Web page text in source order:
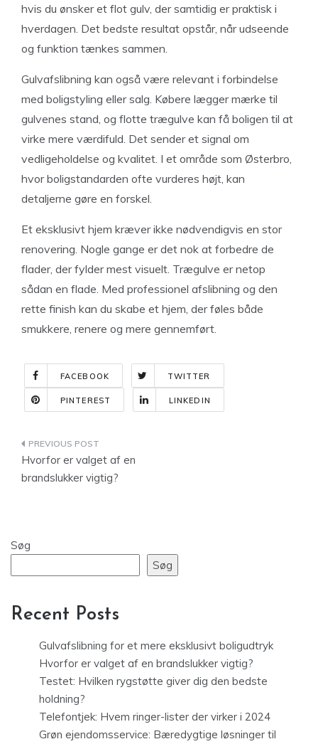
hvis du ønsker et flot gulv, der samtidig er praktisk i
hverdagen. Det bedste resultat opstår, når udseende
og funktion tænkes sammen.
Gulvafslibning kan også være relevant i forbindelse
med boligstyling eller salg. Købere lægger mærke til
gulvenes stand, og flotte trægulve kan få boligen til at
virke mere værdifuld. Det sender et signal om
vedligeholdelse og kvalitet. I et område som Østerbro,
hvor boligstandarden ofte vurderes højt, kan
detaljerne gøre en forskel.
Et eksklusivt hjem kræver ikke nødvendigvis en stor
renovering. Nogle gange er det nok at forbedre de
flader, der fylder mest visuelt. Trægulve er netop
sådan en flade. Med professionel afslibning og den
rette finish kan du skabe et hjem, der føles både
smukkere, renere og mere gennemført.
FACEBOOK TWITTER
PINTEREST LINKEDIN
Indlægsnavigation
Hvorfor er valget af en
brandslukker vigtig?
Søg
Søg
Recent Posts
Gulvafslibning for et mere eksklusivt boligudtryk
Hvorfor er valget af en brandslukker vigtig?
Testet: Hvilken rygstøtte giver dig den bedste
holdning?
Telefontjek: Hvem ringer-lister der virker i 2024
Grøn ejendomsservice: Bæredygtige løsninger til